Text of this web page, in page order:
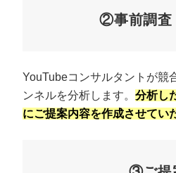
②事前調査
YouTubeコンサルタントが競
ンネルを分析します。 分析し
にご提案内容を作成させてい